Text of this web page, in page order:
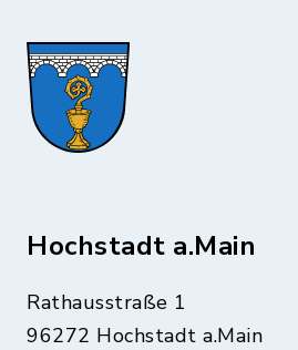
Hochstadt a.Main
Rathausstraße 1
96272 Hochstadt a.Main